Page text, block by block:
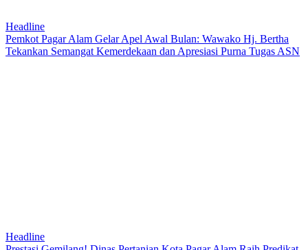
Headline
Pemkot Pagar Alam Gelar Apel Awal Bulan: Wawako Hj. Bertha
Tekankan Semangat Kemerdekaan dan Apresiasi Purna Tugas ASN
Headline